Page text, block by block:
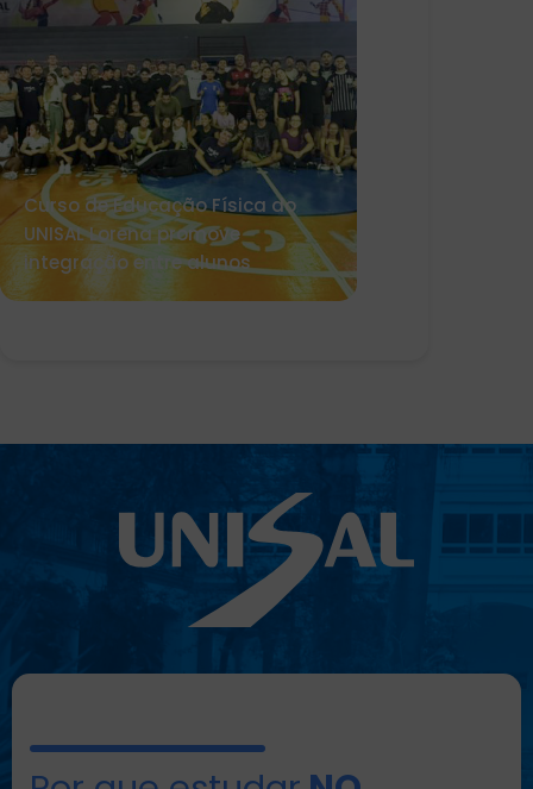
Curso de Educação Física do
UNISAL Lorena promove
integração entre alunos